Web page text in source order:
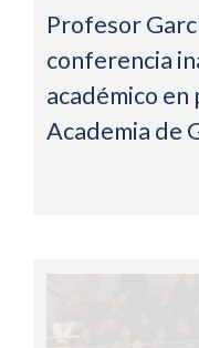
Profesor
conferencia
académico en
Academia de